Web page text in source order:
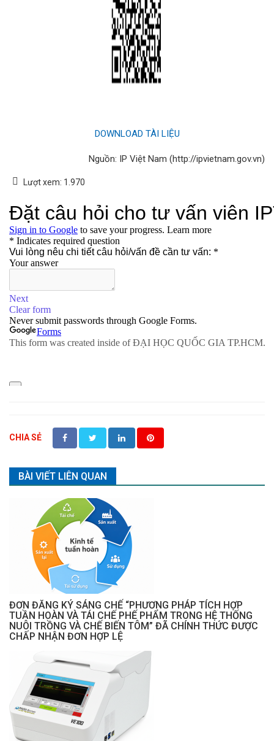
DOWNLOAD TÀI LIỆU
Nguồn: IP Việt Nam (http://ipvietnam.gov.vn)
Lượt xem: 1.970
CHIA SẺ
BÀI VIẾT LIÊN QUAN
ĐƠN ĐĂNG KÝ SÁNG CHẾ “PHƯƠNG PHÁP TÍCH HỢP
TUẦN HOÀN VÀ TÁI CHẾ PHẾ PHẨM TRONG HỆ THỐNG
NUÔI TRỒNG VÀ CHẾ BIẾN TÔM” ĐÃ CHÍNH THỨC ĐƯỢC
CHẤP NHẬN ĐƠN HỢP LỆ